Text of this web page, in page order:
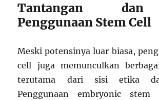
Tantangan
Penggunaan Stem Cell
Meski potensinya luar biasa,
cell juga memunculkan
terutama dari sisi etika
Penggunaan embryonic stem